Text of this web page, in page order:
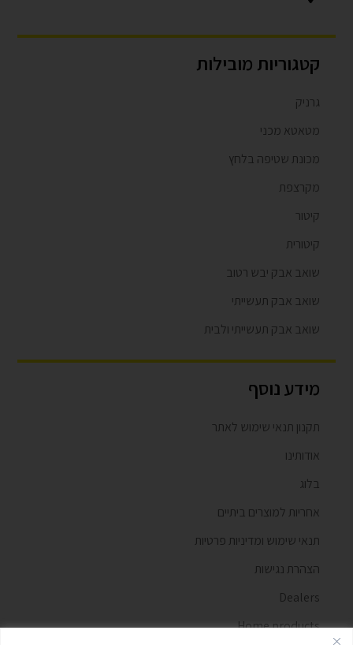
קטגוריות מובילות
גרניק
מטאטא מכני
מכונת שטיפה בלחץ
מקרצפת
קיטור
קיטורית
שואב אבק יבש רטוב
שואב אבק תעשייתי
שואב אבק תעשייתי ולבית
מידע נוסף
תקנון תנאי שימוש לאתר
אודותינו
בלוג
אחריות למוצרים ביתיים
תנאי שימוש ומדיניות פרטיות
הצהרת נגישות
Dealers
Home products